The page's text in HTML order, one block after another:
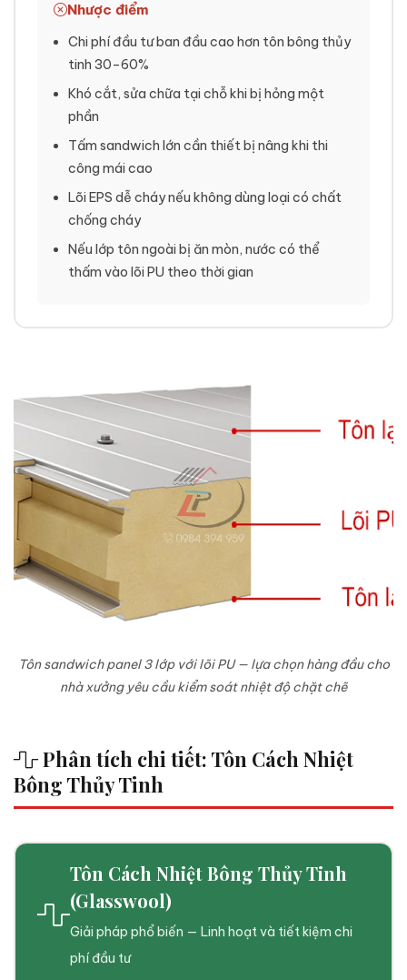
Nhược điểm
Chi phí đầu tư ban đầu cao hơn tôn bông thủy
tinh 30–60%
Khó cắt, sửa chữa tại chỗ khi bị hỏng một
phần
Tấm sandwich lớn cần thiết bị nâng khi thi
công mái cao
Lõi EPS dễ cháy nếu không dùng loại có chất
chống cháy
Nếu lớp tôn ngoài bị ăn mòn, nước có thể
thấm vào lõi PU theo thời gian
Tôn sandwich panel 3 lớp với lõi PU — lựa chọn hàng đầu cho
nhà xưởng yêu cầu kiểm soát nhiệt độ chặt chẽ
Phân tích chi tiết: Tôn Cách Nhiệt
Bông Thủy Tinh
Tôn Cách Nhiệt Bông Thủy Tinh
(Glasswool)
Giải pháp phổ biến — Linh hoạt và tiết kiệm chi
phí đầu tư